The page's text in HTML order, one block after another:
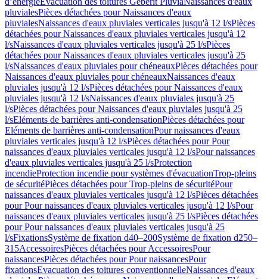
pluvialesPièces détachées pour Naissances d'eaux
pluvialesNaissances d'eaux pluviales verticales jusqu'à 12 l/sPièces
détachées pour Naissances d'eaux pluviales verticales jusqu'à 12
l/sNaissances d'eaux pluviales verticales jusqu'à 25 l/sPièces
détachées pour Naissances d'eaux pluviales verticales jusqu'à 25
l/sNaissances d'eaux pluviales pour chéneauxPièces détachées pour
Naissances d'eaux pluviales pour chéneauxNaissances d'eaux
pluviales jusqu'à 12 l/sPièces détachées pour Naissances d'eaux
pluviales jusqu'à 12 l/sNaissances d'eaux pluviales jusqu'à 25
l/sPièces détachées pour Naissances d'eaux pluviales jusqu'à 25
l/sEléments de barrières anti-condensationPièces détachées pour
Eléments de barrières anti-condensationPour naissances d'eaux
pluviales verticales jusqu'à 12 l/sPièces détachées pour Pour
naissances d'eaux pluviales verticales jusqu'à 12 l/sPour naissances
d'eaux pluviales verticales jusqu'à 25 l/sProtection
incendieProtection incendie pour systèmes d'évacuationTrop-pleins
de sécuritéPièces détachées pour Trop-pleins de sécuritéPour
naissances d'eaux pluviales verticales jusqu'à 12 l/sPièces détachées
pour Pour naissances d'eaux pluviales verticales jusqu'à 12 l/sPour
naissances d'eaux pluviales verticales jusqu'à 25 l/sPièces détachées
pour Pour naissances d'eaux pluviales verticales jusqu'à 25
l/sFixationsSystème de fixation d40–200Système de fixation d250–
315AccessoiresPièces détachées pour AccessoiresPour
naissancesPièces détachées pour Pour naissancesPour
fixationsEvacuation des toitures conventionnelleNaissances d'eaux